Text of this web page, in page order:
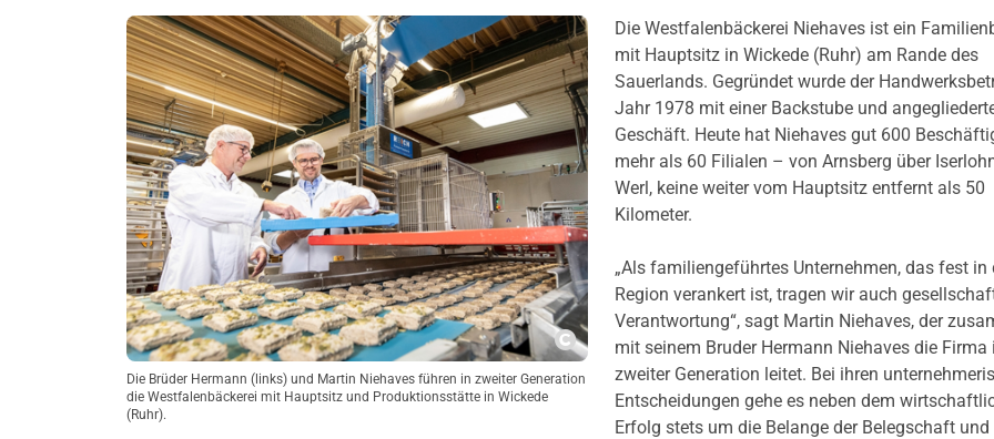
Copyright
Die Brüder Hermann (links) und Martin Niehaves führen in zweiter Generation
die Westfalenbäckerei mit Hauptsitz und Produktionsstätte in Wickede
(Ruhr).
Die Westfalenbäckerei Niehaves ist ein
mit Hauptsitz in Wickede (Ruhr) am Rande des
Sauerlands. Gegründet wurde der
Jahr 1978 mit einer Backstube und
Geschäft. Heute hat Niehaves gut 600
mehr als 60 Filialen – von Arnsberg über
Werl, keine weiter vom Hauptsitz entfernt als 50
Kilometer.
„Als familiengeführtes Unternehmen, das fest in
Region verankert ist, tragen wir auch
Verantwortung“, sagt Martin Niehaves, der
mit seinem Bruder Hermann Niehaves die Firma
zweiter Generation leitet. Bei ihren
Entscheidungen gehe es neben dem
Erfolg stets um die Belange der Belegschaft und